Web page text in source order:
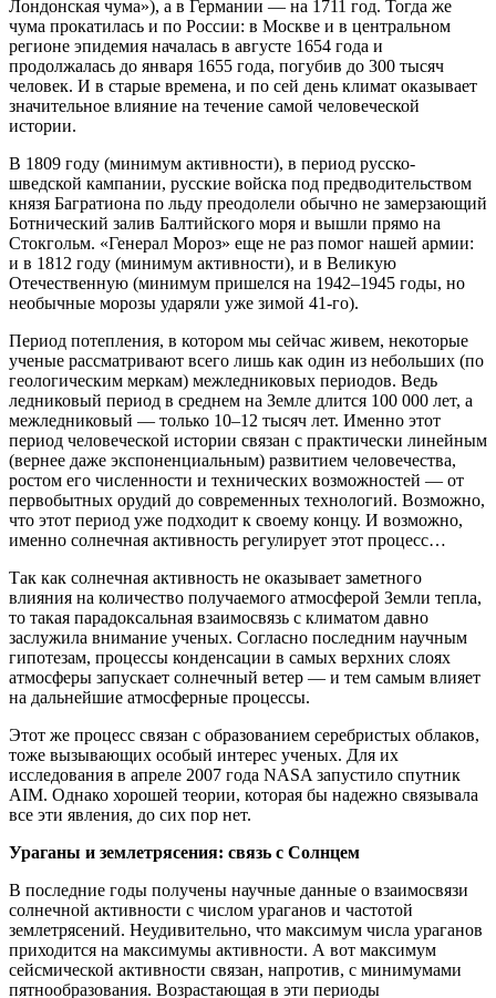
Лондонская чума»), а в Германии — на 1711 год. Тогда же
чума прокатилась и по России: в Москве и в центральном
регионе эпидемия началась в августе 1654 года и
продолжалась до января 1655 года, погубив до 300 тысяч
человек. И в старые времена, и по сей день климат оказывает
значительное влияние на течение самой человеческой
истории.
В 1809 году (минимум активности), в период русско-
шведской кампании, русские войска под предводительством
князя Багратиона по льду преодолели обычно не замерзающий
Ботнический залив Балтийского моря и вышли прямо на
Стокгольм. «Генерал Мороз» еще не раз помог нашей армии:
и в 1812 году (минимум активности), и в Великую
Отечественную (минимум пришелся на 1942–1945 годы, но
необычные морозы ударяли уже зимой 41-го).
Период потепления, в котором мы сейчас живем, некоторые
ученые рассматривают всего лишь как один из небольших (по
геологическим меркам) межледниковых периодов. Ведь
ледниковый период в среднем на Земле длится 100 000 лет, а
межледниковый — только 10–12 тысяч лет. Именно этот
период человеческой истории связан с практически линейным
(вернее даже экспоненциальным) развитием человечества,
ростом его численности и технических возможностей — от
первобытных орудий до современных технологий. Возможно,
что этот период уже подходит к своему концу. И возможно,
именно солнечная активность регулирует этот процесс…
Так как солнечная активность не оказывает заметного
влияния на количество получаемого атмосферой Земли тепла,
то такая парадоксальная взаимосвязь с климатом давно
заслужила внимание ученых. Согласно последним научным
гипотезам, процессы конденсации в самых верхних слоях
атмосферы запускает солнечный ветер — и тем самым влияет
на дальнейшие атмосферные процессы.
Этот же процесс связан с образованием серебристых облаков,
тоже вызывающих особый интерес ученых. Для их
исследования в апреле 2007 года NASA запустило спутник
AIM. Однако хорошей теории, которая бы надежно связывала
все эти явления, до сих пор нет.
Ураганы и землетрясения: связь с Солнцем
В последние годы получены научные данные о взаимосвязи
солнечной активности с числом ураганов и частотой
землетрясений. Неудивительно, что максимум числа ураганов
приходится на максимумы активности. А вот максимум
сейсмической активности связан, напротив, с минимумами
пятнообразования. Возрастающая в эти периоды